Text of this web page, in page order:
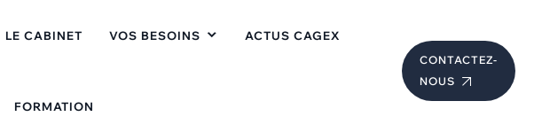
LE CABINET VOS BESOINS ACTUS CAGEX
FORMATION
CONTACTEZ-
NOUS